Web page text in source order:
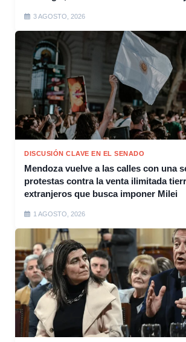
3 AGOSTO, 2026
DISCUSIÓN CLAVE EN EL SENADO
Mendoza vuelve a las calles con una
protestas contra la venta ilimitada
extranjeros que busca imponer Milei
1 AGOSTO, 2026